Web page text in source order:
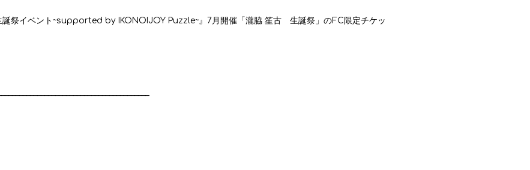
誕祭イベント~supported by IKONOIJOY Puzzle~』 7 月開催「瀧脇 笙古 生誕祭」のFC 限定チケッ